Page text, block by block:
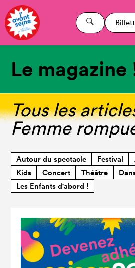
Le magazine
Tous les
Femme
Autour du spectacle Festival
Kids
Concert Théâtre
Les Enfants d'abord !